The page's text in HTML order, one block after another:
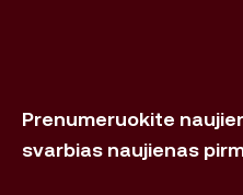
Prenumeruokite
svarbias naujienas